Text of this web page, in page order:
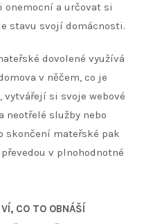
a určovat si
stavu svojí domácnosti.
dovolené využívá
v něčem, co je
si svoje webové
neotřelé služby nebo
skončení mateřské pak
v plnohodnotné
CO TO OBNÁŠÍ